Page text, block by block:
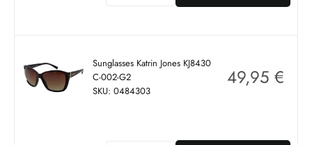
Sunglasses Katrin Jones KJ8430
C-002-G2
SKU: 0484303
49,95 €